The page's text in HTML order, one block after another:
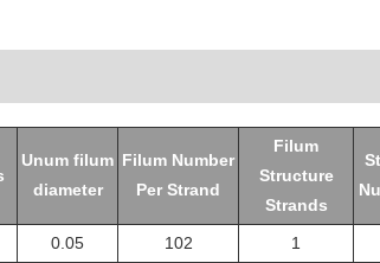
Unum filum
diameter
Filum Number
Per Strand
Filum
Structure
Strands
0.05 102 1